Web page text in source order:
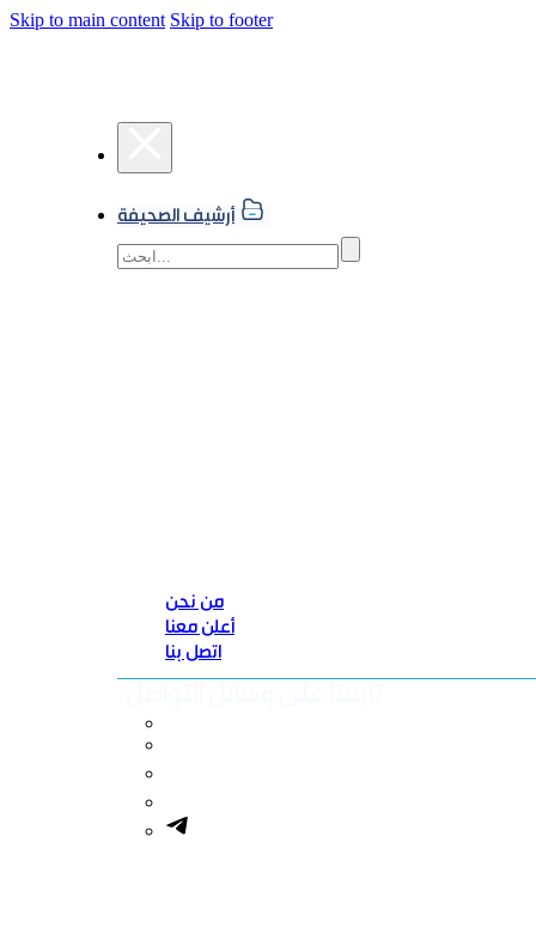
Skip to main content Skip to footer
أرشيف الصحيفة
من نحن
أعلن معنا
اتصل بنا